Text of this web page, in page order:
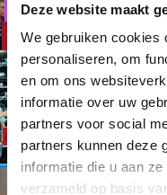
Deze website maakt
We gebruiken cookies
personaliseren, om
en om ons
informatie over uw
partners voor social
partners kunnen deze
informatie die u aan
verzameld op basis
Driebanden
Klompenhouwer,
Therese
2
3